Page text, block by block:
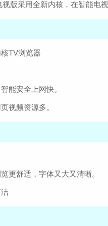
版采用全新内核，在智能电
TV浏览器
能安全上网快。
视频资源多。
更舒适，字体又大又清晰。